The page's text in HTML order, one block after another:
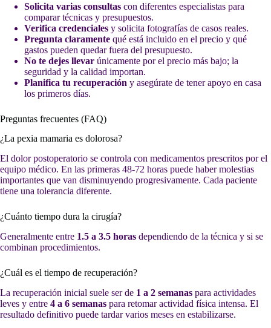
Solicita varias consultas con diferentes especialistas para
comparar técnicas y presupuestos.
Verifica credenciales y solicita fotografías de casos reales.
Pregunta claramente qué está incluido en el precio y qué
gastos pueden quedar fuera del presupuesto.
No te dejes llevar únicamente por el precio más bajo; la
seguridad y la calidad importan.
Planifica tu recuperación y asegúrate de tener apoyo en casa
los primeros días.
Preguntas frecuentes (FAQ)
¿La pexia mamaria es dolorosa?
El dolor postoperatorio se controla con medicamentos prescritos por el
equipo médico. En las primeras 48-72 horas puede haber molestias
importantes que van disminuyendo progresivamente. Cada paciente
tiene una tolerancia diferente.
¿Cuánto tiempo dura la cirugía?
Generalmente entre 1.5 a 3.5 horas dependiendo de la técnica y si se
combinan procedimientos.
¿Cuál es el tiempo de recuperación?
La recuperación inicial suele ser de 1 a 2 semanas para actividades
leves y entre 4 a 6 semanas para retomar actividad física intensa. El
resultado definitivo puede tardar varios meses en estabilizarse.